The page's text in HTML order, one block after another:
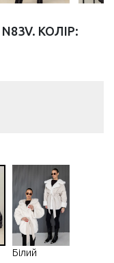
КОЛІР:
Білий